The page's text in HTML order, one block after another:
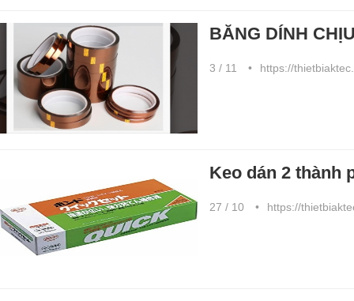
BĂNG DÍNH
3 / 11 https://
Keo dán 2 thành
27 / 10 https://